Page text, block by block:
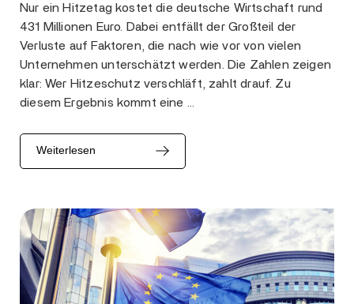
Nur ein Hitzetag kostet die deutsche Wirtschaft rund
431 Millionen Euro. Dabei entfällt der Großteil der
Verluste auf Faktoren, die nach wie vor von vielen
Unternehmen unterschätzt werden. Die Zahlen zeigen
klar: Wer Hitzeschutz verschläft, zahlt drauf. Zu
diesem Ergebnis kommt eine …
Weiterlesen